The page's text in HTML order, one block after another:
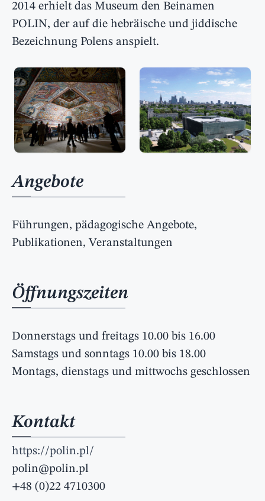
2014 erhielt das Museum den Beinamen
POLIN, der auf die hebräische und jiddische
Bezeichnung Polens anspielt.
Angebote
Führungen, pädagogische Angebote,
Publikationen, Veranstaltungen
Öffnungszeiten
Donnerstags und freitags 10.00 bis 16.00
Samstags und sonntags 10.00 bis 18.00
Montags, dienstags und mittwochs geschlossen
Kontakt
https://polin.pl/
polin@polin.pl
+48 (0)22 4710300